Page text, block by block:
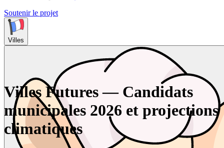
Soutenir le projet
Villes
Villes Futures — Candidats
municipales 2026 et projections
climatiques